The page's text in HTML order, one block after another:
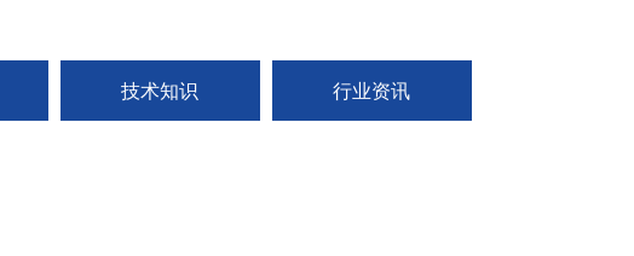
技术知识 行业资讯